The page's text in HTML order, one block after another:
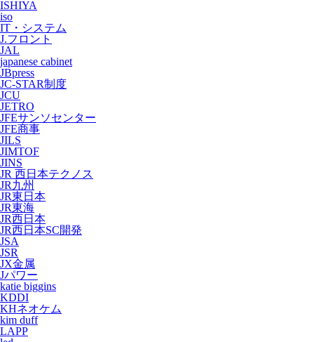
ISHIYA
iso
IT・システム
J.フロント
JAL
japanese cabinet
JBpress
JC-STAR制度
JCU
JETRO
JFEサンソセンター
JFE商事
JILS
JIMTOF
JINS
JR 西日本テクノス
JR九州
JR東日本
JR東海
JR西日本
JR西日本SC開発
JSA
JSR
JX金属
Jパワー
katie biggins
KDDI
KHネオケム
kim duff
LAPP